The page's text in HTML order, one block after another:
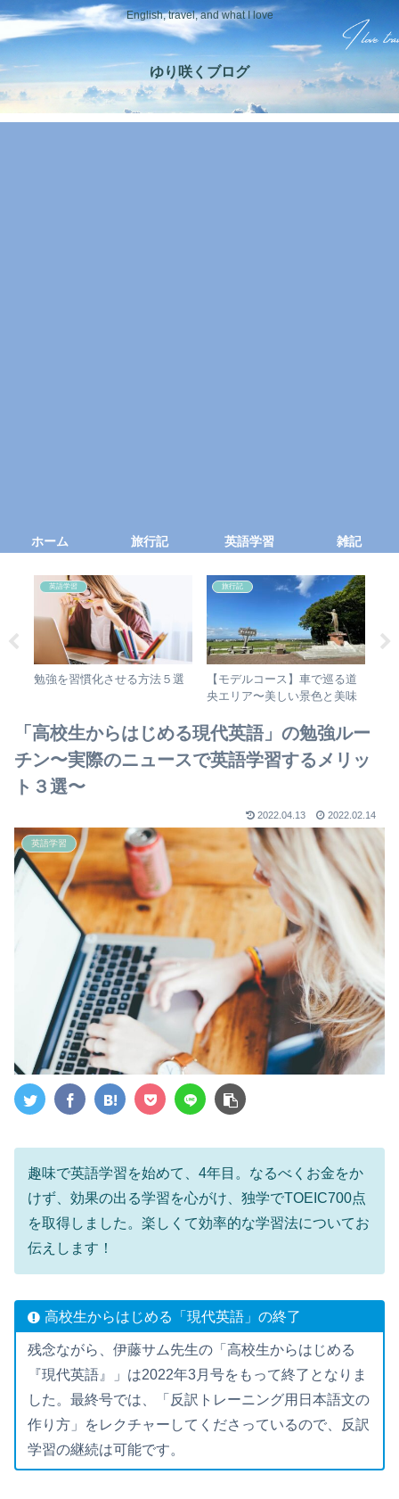
English, travel, and what I love
ゆり咲くブログ
ホーム 旅行記 英語学習 雑記
英語学習
勉強を習慣化させる方法５選
旅行記
【モデルコース】車で巡る道
央エリア〜美しい景色と美味
ラン！
「高校生からはじめる現代英語」の勉強ルー
チン〜実際のニュースで英語学習するメリッ
ト３選〜
2022.04.13 2022.02.14
英語学習
趣味で英語学習を始めて、4年目。なるべくお金をか
けず、効果の出る学習を心がけ、独学でTOEIC700点
を取得しました。楽しくて効率的な学習法についてお
伝えします！
高校生からはじめる「現代英語」の終了
残念ながら、伊藤サム先生の「高校生からはじめる
『現代英語』」は2022年3月号をもって終了となりま
した。最終号では、「反訳トレーニング用日本語文の
作り方」をレクチャーしてくださっているので、反訳
学習の継続は可能です。